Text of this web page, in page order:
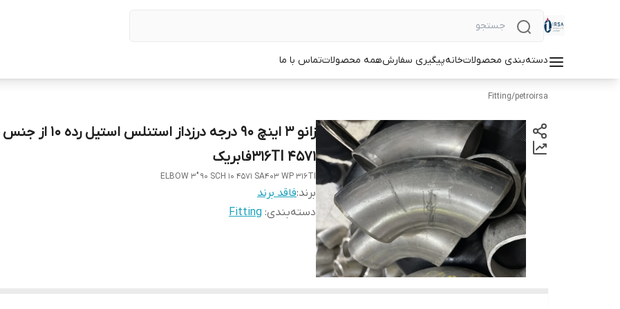
دسته‌بندی محصولاتخانهپیگیری سفارشهمه محصولاتتماس با ما
petroirsa
/
Fitting
316TI 4571فابریک
ELBOW 3" 90 SCH 10 4571 SA403 WP 316TI
برند:فاقد برند
دسته‌بندی:
Fitting